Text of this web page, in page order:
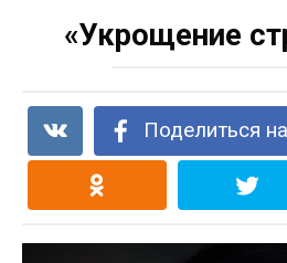
«Укрощение
Поделиться